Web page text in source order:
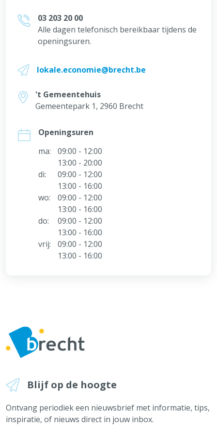
03 203 20 00
Alle dagen telefonisch bereikbaar tijdens de
openingsuren.
lokale.economie@brecht.be
't Gemeentehuis
Gemeentepark 1, 2960 Brecht
Openingsuren
ma:
09:00 - 12:00
13:00 - 20:00
di:
09:00 - 12:00
13:00 - 16:00
wo:
09:00 - 12:00
13:00 - 16:00
do:
09:00 - 12:00
13:00 - 16:00
vrij:
09:00 - 12:00
13:00 - 16:00
Blijf op de hoogte
Ontvang periodiek een nieuwsbrief met informatie, tips,
inspiratie, of nieuws direct in jouw inbox.